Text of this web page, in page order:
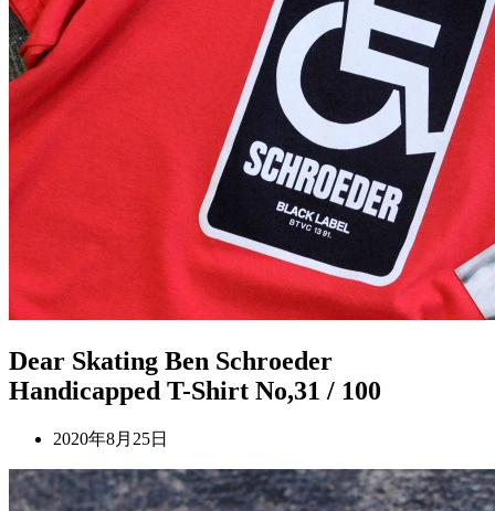
Dear Skating Ben Schroeder
Handicapped T-Shirt No,31 / 100
2020年8月25日